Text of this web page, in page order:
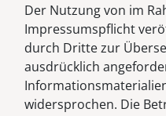
Der Nutzung von im
Impressumspflicht
durch Dritte zur
ausdrücklich
widersprochen. Die